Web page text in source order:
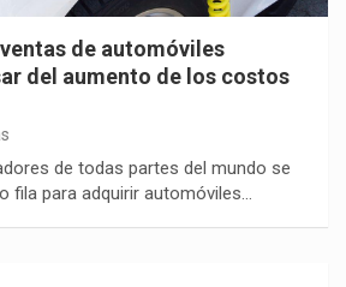
de automóviles
del aumento de los costos
de todas partes del mundo se
fila para adquirir automóviles…